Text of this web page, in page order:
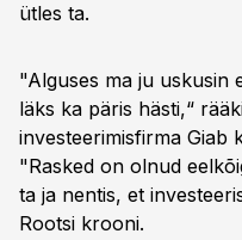
ütles ta.
"Alguses ma ju uskusin
läks ka päris hästi,“
investeerimisfirma Giab
"Rasked on olnud
ta ja nentis, et
Rootsi krooni.